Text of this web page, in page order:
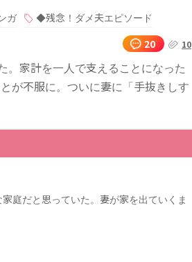
ガ
◆残念！ダメ夫エピソード
20 10
。家計を一人で支えることになった
が不服に。ついに妻に「手抜きしす
庭だと思っていた。妻が家を出ていくま